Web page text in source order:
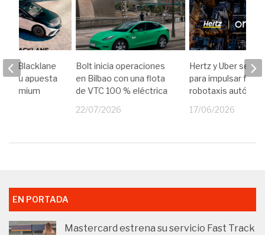
Bolt inicia operaciones
en Bilbao con una flota
de VTC 100 % eléctrica
22/07/2026
Hertz y Uber se
para impulsar
robotaxis
17/06/2026
Blacklane
su apuesta
premium
EN PORTADA
Mastercard estrena su servicio Fast Track